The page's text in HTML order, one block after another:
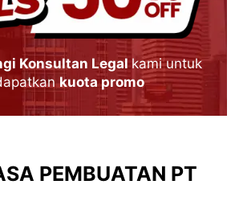
Konsultan Legal kami untuk
kuota promo
PEMBUATAN PT